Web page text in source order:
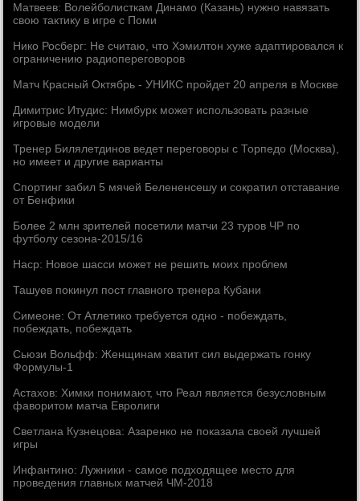
Матвеев: Волейболисткам Динамо (Казань) нужно навязать
свою тактику в игре с Поми
Нико Росберг: Не считаю, что Хэмилтон хуже адаптировался к
ограничению радиопереговоров
Матч Красный Октябрь - УНИКС пройдет 20 апреля в Москве
Димитрис Итудис: Нимбурк может использовать разные
игровые модели
Тренер Билялетдинов ведет переговоры с Торпедо (Москва),
но имеет и другие варианты
Спортинг забил 5 мячей Белененсешу и сократил отставание
от Бенфики
Более 2 млн зрителей посетили матчи 23 туров ЧР по
футболу сезона-2015/16
Наср: Новое шасси может не решить моих проблем
Ташуев покинул пост главного тренера Кубани
Симеоне: От Атлетико требуется одно - побеждать,
побеждать, побеждать
Сьюзи Вольфф: Женщинам хватит сил выдержать гонку
Формулы-1
Астахов: Химки понимают, что Реал является безусловным
фаворитом матча Евролиги
Светлана Кузнецова: Азаренко не показала своей лучшей
игры
Инфантино: Лужники - самое подходящее место для
проведения главных матчей ЧМ-2018